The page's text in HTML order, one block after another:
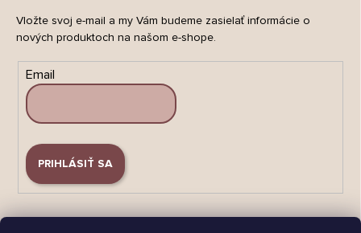
Vložte svoj e-mail a my Vám budeme zasielať informácie o
nových produktoch na našom e-shope.
Email
PRIHLÁSIŤ SA